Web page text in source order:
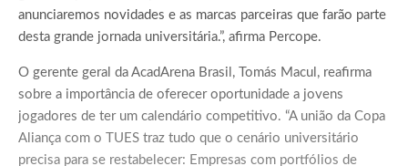
anunciaremos novidades e as marcas parceiras que farão parte
desta grande jornada universitária.”, afirma Percope.
O gerente geral da AcadArena Brasil, Tomás Macul, reafirma
sobre a importância de oferecer oportunidade a jovens
jogadores de ter um calendário competitivo. “A união da Copa
Aliança com o TUES traz tudo que o cenário universitário
precisa para se restabelecer: Empresas com portfólios de